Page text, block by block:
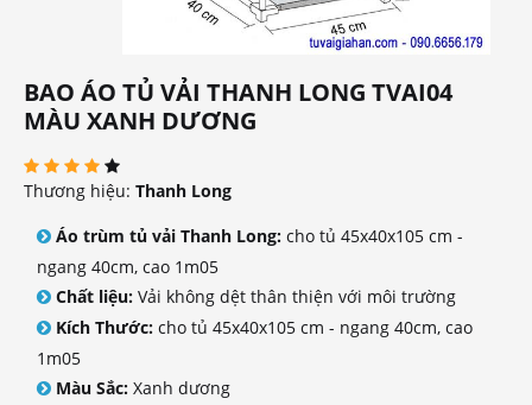
BAO ÁO TỦ VẢI THANH LONG TVAI04
MÀU XANH DƯƠNG
Thương hiệu: Thanh Long
Áo trùm tủ vải Thanh Long: cho tủ 45x40x105 cm -
ngang 40cm, cao 1m05
Chất liệu: Vải không dệt thân thiện với môi trường
Kích Thước: cho tủ 45x40x105 cm - ngang 40cm, cao
1m05
Màu Sắc: Xanh dương